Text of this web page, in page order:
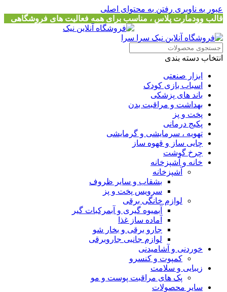
عبور به ناوبری رفتن به محتوای اصلی
قالب وودمارت پلاس ، مناسب برای همه فعالیت های فروشگاهی
انتخاب دسته بندی
ابزار صنعتی
اسباب بازی کودک
باند های پزشکی
بهداشت و مراقبت بدن
پخت و پز
پکیج درمانی
تهویه ، سرمایشی و گرمایشی
چایی ساز و قهوه ساز
چرخ گوشت
خانه و آشپزخانه
آشپزخانه
بشقاب و سایر ظروف
سرویس پخت و پز
لوازم خانگی برقی
آبمیوه گیری و آبمرکبات گیر
آماده ساز غذا
جارو برقی و بخار شو
لوازم جانبی جاروبرقی
خوردنی و آشامیدنی
کمپوت و کنسرو
زیبایی و سلامت
پک های مراقبت پوست و مو
سایر محصولات